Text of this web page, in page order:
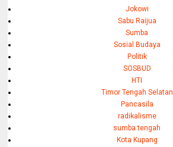
Jokowi
Sabu Raijua
Sumba
Sosial Budaya
Politik
SOSBUD
HTI
Timor Tengah Selatan
Pancasila
radikalisme
sumba tengah
Kota Kupang